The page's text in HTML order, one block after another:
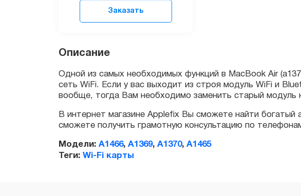
Заказать
Описание
сеть WiFi. Если у вас выходит из строя модуль WiFi и
В интернет магазине Applefix Вы сможете найти богатый
сможете получить грамотную консультацию по телефонам,
Модели: A1466, A1369, A1370, A1465
Теги: Wi-Fi карты